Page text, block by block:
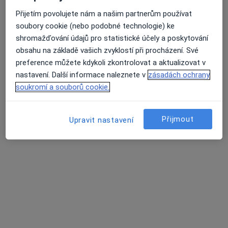
Pediatr
13 názorů
Masarykovo náměstí, Nýřany Mapa
Praktický lékař pro děti a dorost
Rezervovat termín
K dispozici jsou online konzultace
Přijetím povolujete nám a našim partnerům používat
soubory cookie (nebo podobné technologie) ke
shromažďování údajů pro statistické účely a poskytování
obsahu na základě vašich zvyklostí při procházení. Své
preference můžete kdykoli zkontrolovat a aktualizovat v
nastavení. Další informace naleznete v zásadách ochrany
soukromí a souborů cookie.
Upravit nastavení Přijmout